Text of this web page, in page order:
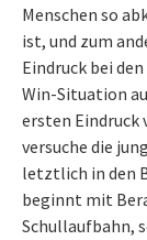
Menschen so
ist, und zum
Eindruck bei
Win-Situation
ersten Eindruck
versuche die
letztlich in den
beginnt mit
Schullaufbahn,